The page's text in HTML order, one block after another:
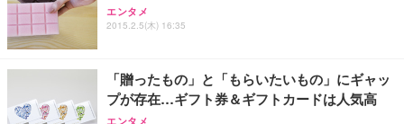
エンタメ
2015.2.5(木) 16:35
「贈ったもの」と「もらいたいもの」にギャッ
プが存在…ギフト券＆ギフトカードは人気高
エンタメ